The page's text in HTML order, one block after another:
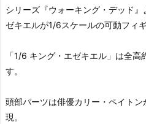
シリーズ『ウォーキング・デッド』
ゼキエルが1/6スケールの可動フィ
「1/6 キング・エゼキエル」は全
す。
頭部パーツは俳優カリー・ペイト
現。